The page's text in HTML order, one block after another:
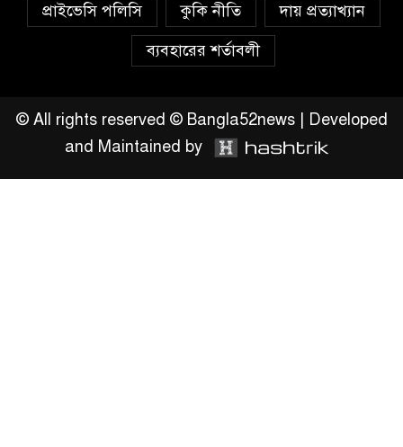
লুটপাট ও পাচারমুখী বাজেট
সংশোধনের দাবিতে ফরিদগঞ্জে
উঠান বৈঠক
প্রাইভেসি পলিসি
কুকি নীতি
দায় প্রত্যাখ্যান
ব্যবহারের শর্তাবলী
© All rights reserved © Bangla52news | Developed
and Maintained by